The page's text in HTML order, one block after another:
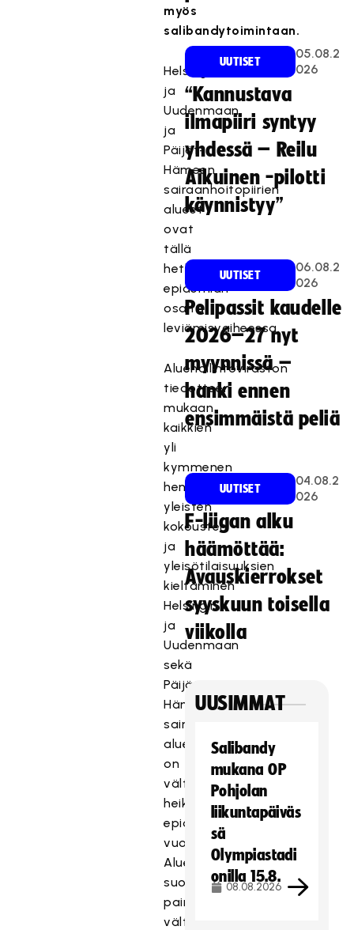
myös
salibandytoimintaan.
Helsingin
ja
Uudenmaan
ja
Päijät-
Hämeen
sairaanhoitopiirien
alueet
ovat
tällä
hetkellä
epidemian
osalta
leviämisvaiheessa.
Aluehallintoviraston
tiedotteen
mukaan
kaikkien
yli
kymmenen
hengen
yleisten
kokousten
ja
yleisötilaisuuksien
kieltäminen
Helsingin
ja
Uudenmaan
sekä
Päijät-
Hämeen
sairaanhoitopiirien
alueilla
on
välttämätöntä
heikentyneen
epidemiatilanteen
vuoksi.
Aluehallintovirasto
suosittelee
painokkaasti
välttämään
UUTISET
05.08.2
026
“Kannustava
ilmapiiri syntyy
yhdessä – Reilu
Aikuinen -pilotti
käynnistyy”
UUTISET
06.08.2
026
Pelipassit kaudelle
2026–27 nyt
myynnissä –
hanki ennen
ensimmäistä peliä
UUTISET
04.08.2
026
F-liigan alku
häämöttää:
Avauskierrokset
syyskuun toisella
viikolla
UUSIMMAT
Salibandy
mukana OP
Pohjolan
liikuntapäiväs
sä
Olympiastadi
onilla 15.8.
08.08.2026